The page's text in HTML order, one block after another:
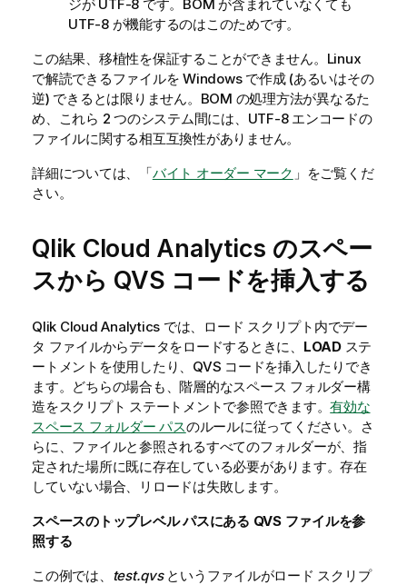
ジが UTF-8 です。BOM が含まれていなくても
UTF-8 が機能するのはこのためです。
この結果、移植性を保証することができません。Linux
で解読できるファイルを Windows で作成 (あるいはその
逆) できるとは限りません。BOM の処理方法が異なるた
め、これら 2 つのシステム間には、UTF-8 エンコードの
ファイルに関する相互互換性がありません。
詳細については、「バイト オーダー マーク 」をご覧くだ
さい。
Qlik Cloud Analytics のスペー
スから QVS コードを挿入する
Qlik Cloud Analytics では、ロード スクリプト内でデー
タ ファイルからデータをロードするときに、 LOADステ
ートメントを使用したり、 QVS コードを挿入したりでき
ます。どちらの場合も、階層的なスペース フォルダー構
造をスクリプト ステートメントで参照できます。有効な
スペース フォルダー パスのルールに従ってください。さ
らに、ファイルと参照されるすべてのフォルダーが、指
定された場所に既に存在している必要があります。存在
していない場合、リロードは失敗します。
スペースのトップレベル パスにある QVSファイルを参
照する
この例では、 test.qvsというファイルがロード スクリプ